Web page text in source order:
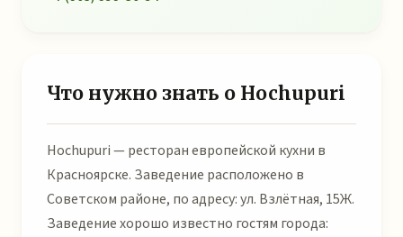
Что нужно знать о Hochupuri
Hochupuri — ресторан европейской кухни в
Красноярске. Заведение расположено в
Советском районе, по адресу: ул. Взлётная, 15Ж.
Заведение хорошо известно гостям города: